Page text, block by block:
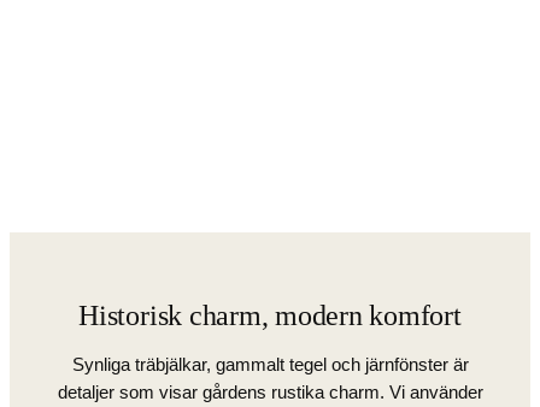
Historisk charm, modern komfort
Synliga träbjälkar, gammalt tegel och järnfönster är
detaljer som visar gårdens rustika charm. Vi använder